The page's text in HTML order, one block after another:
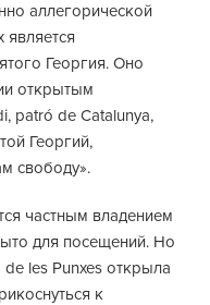
аллегорической
является
Георгия. Оно
открытым
patró de Catalunya,
Георгий,
свободу».
частным владением
для посещений. Но
les Punxes открыла
к